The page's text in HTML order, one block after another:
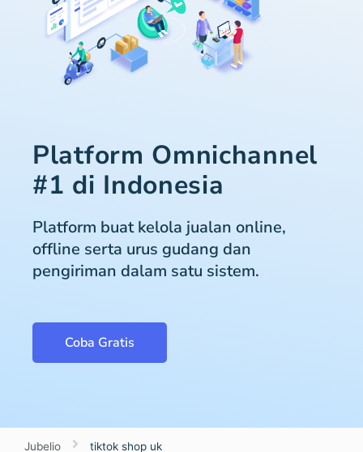
Platform Omnichannel
#1 di Indonesia
Platform buat kelola jualan online,
offline serta urus gudang dan
pengiriman dalam satu sistem.
Coba Gratis
Jubelio tiktok shop uk